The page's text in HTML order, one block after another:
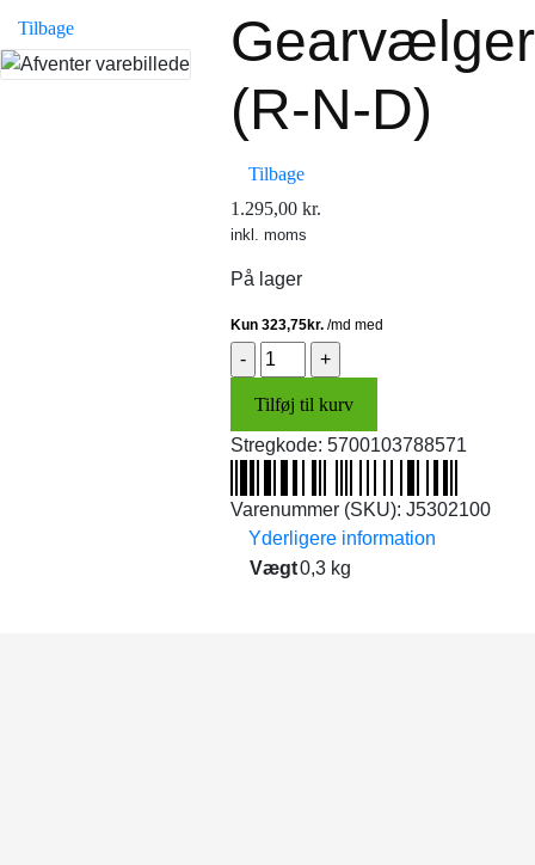
Tilbage
Gearvælger
(R-N-D)
Tilbage
1.295,00 kr.
inkl. moms
På lager
Gearvælger
(R-
N-
D)
Tilføj til kurv
Stregkode: 5700103788571
Varenummer (SKU): J5302100
Yderligere information
Vægt0,3 kg